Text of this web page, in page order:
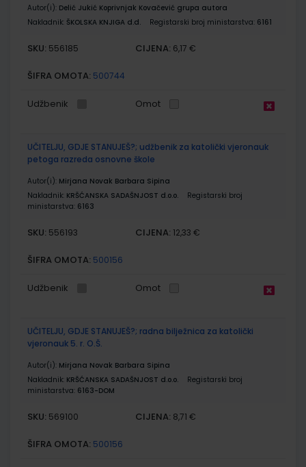
Autor(i): Delić Jukić Koprivnjak Kovačević grupa autora
Nakladnik: ŠKOLSKA KNJIGA d.d. Registarski broj ministarstva: 6161
SKU: 556185 CIJENA: 6,17 €
ŠIFRA OMOTA: 500744
Udžbenik Omot
UČITELJU, GDJE STANUJEŠ?; udžbenik za katolički vjeronauk
petoga razreda osnovne škole
Autor(i): Mirjana Novak Barbara Sipina
Nakladnik: KRŠĆANSKA SADAŠNJOST d.o.o.
Registarski broj
ministarstva: 6163
SKU: 556193 CIJENA: 12,33 €
ŠIFRA OMOTA: 500156
Udžbenik Omot
UČITELJU, GDJE STANUJEŠ?; radna bilježnica za katolički
vjeronauk 5. r. O.Š.
Autor(i): Mirjana Novak Barbara Sipina
Nakladnik: KRŠĆANSKA SADAŠNJOST d.o.o.
Registarski broj
ministarstva: 6163-DOM
SKU: 569100 CIJENA: 8,71 €
ŠIFRA OMOTA: 500156